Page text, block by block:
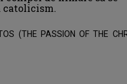
catolicism.
(THE PASSION OF THE